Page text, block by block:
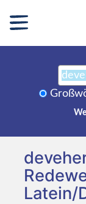
Latein/